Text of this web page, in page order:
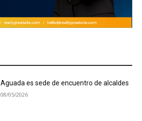
Aguada es sede de encuentro de alcaldes
08/05/2026